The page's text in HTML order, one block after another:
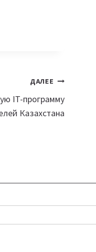
ДАЛЕЕ
IT-программу
Казахстана